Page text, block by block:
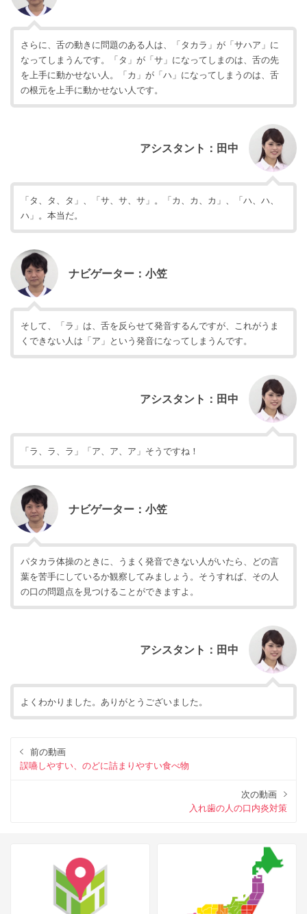
さらに、舌の動きに問題のある人は、「タカラ」が「サハア」に
なってしまうんです。「タ」が「サ」になってしまのは、舌の先
を上手に動かせない人。「カ」が「ハ」になってしまうのは、舌
の根元を上手に動かせない人です。
アシスタント：田中
「タ、タ、タ」、「サ、サ、サ」。「カ、カ、カ」、「ハ、ハ、
ハ」。本当だ。
ナビゲーター：小笠
そして、「ラ」は、舌を反らせて発音するんですが、これがうま
くできない人は「ア」という発音になってしまうんです。
アシスタント：田中
「ラ、ラ、ラ」「ア、ア、ア」そうですね！
ナビゲーター：小笠
パタカラ体操のときに、うまく発音できない人がいたら、どの言
葉を苦手にしているか観察してみましょう。そうすれば、その人
の口の問題点を見つけることができますよ。
アシスタント：田中
よくわかりました。ありがとうございました。
前の動画
誤嚥しやすい、のどに詰まりやすい食べ物
次の動画
入れ歯の人の口内炎対策